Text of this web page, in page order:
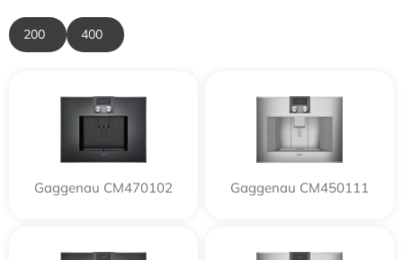
200 400
Gaggenau CM470102 Gaggenau CM450111